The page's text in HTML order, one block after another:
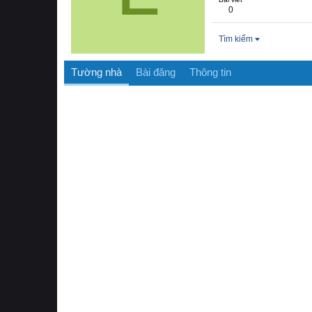
0
Tìm kiếm
Tường nhà Bài đăng Thông tin